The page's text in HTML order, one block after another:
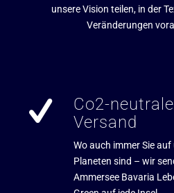
unsere Vision teilen, in der
Veränderungen
Co2-
Versand
Wo auch immer Sie
Planeten sind – wir
Ammersee Bavaria